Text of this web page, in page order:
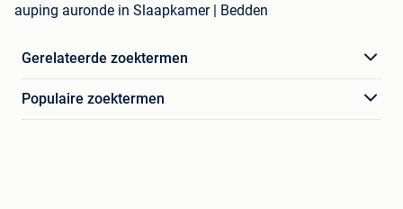
auping auronde in Slaapkamer | Bedden
Gerelateerde zoektermen
Populaire zoektermen